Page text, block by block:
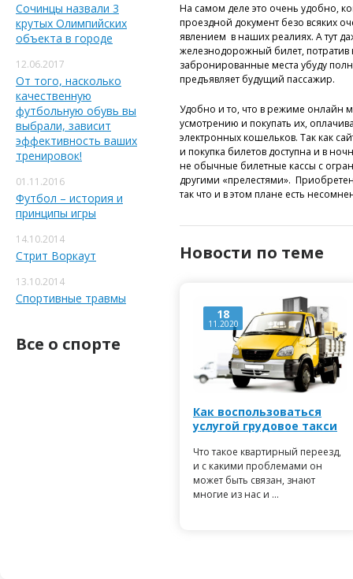
Сочинцы назвали 3
крутых Олимпийских
объекта в городе
12.06.2017
От того, насколько
качественную
футбольную обувь вы
выбрали, зависит
эффективность ваших
тренировок!
01.11.2016
Футбол – история и
принципы игры
14.10.2014
Стрит Воркаут
13.10.2014
Спортивные травмы
Все о спорте
На самом деле это очень удобно,
проездной документ безо всяких
явлением в наших реалиях. А тут
железнодорожный билет,
забронированные места убуду
предъявляет будущий пассажир.
Удобно и то, что в режиме онлайн
усмотрению и покупать их,
электронных кошельков. Так как
и покупка билетов доступна и в
не обычные билетные кассы с
другими «прелестями».
так что и в этом плане есть
Новости по теме
18
11.2020
Как воспользоваться
услугой грудовое такси
Что такое квартирный переезд,
и с какими проблемами он
может быть связан, знают
многие из нас и ...